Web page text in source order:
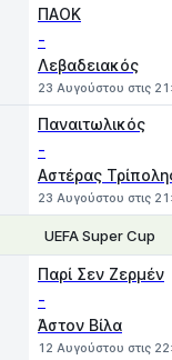
ΠΑΟΚ
-
Λεβαδειακός
23 Αυγούστου στις
Παναιτωλικός
-
Αστέρας
23 Αυγούστου στις
UEFA Super Cup
Παρί Σεν Ζερμέν
-
Άστον Βίλα
12 Αυγούστου στις